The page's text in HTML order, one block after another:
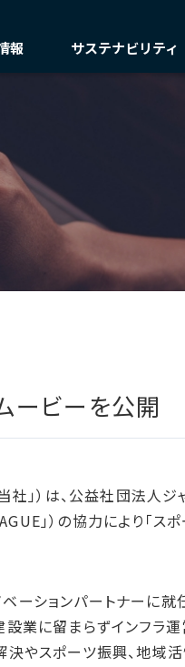
ITSUTSU-BOSHI（グル
B.LEAGUE応援サイト
キャレたんと探究学習
報
明会動画
IRニュースライブラリー
サステナビリティ
ムライン
健康・安全
ービーを公開
」）は、公益社団法人ジ
」）の協力により「ス
ションパートナーに就
設業に留まらずインフラ
決やスポーツ振興、地域